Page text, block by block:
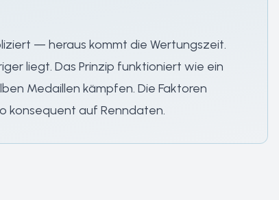
— heraus kommt die Wertungszeit.
liegt. Das Prinzip funktioniert wie ein
Medaillen kämpfen. Die Faktoren
konsequent auf Renndaten.